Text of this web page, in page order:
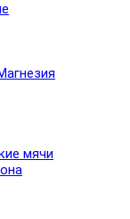
мячи